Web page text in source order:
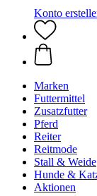
Konto
Marken
Futtermittel
Zusatzfutter
Pferd
Reiter
Reitmode
Stall & Weide
Hunde &
Aktionen